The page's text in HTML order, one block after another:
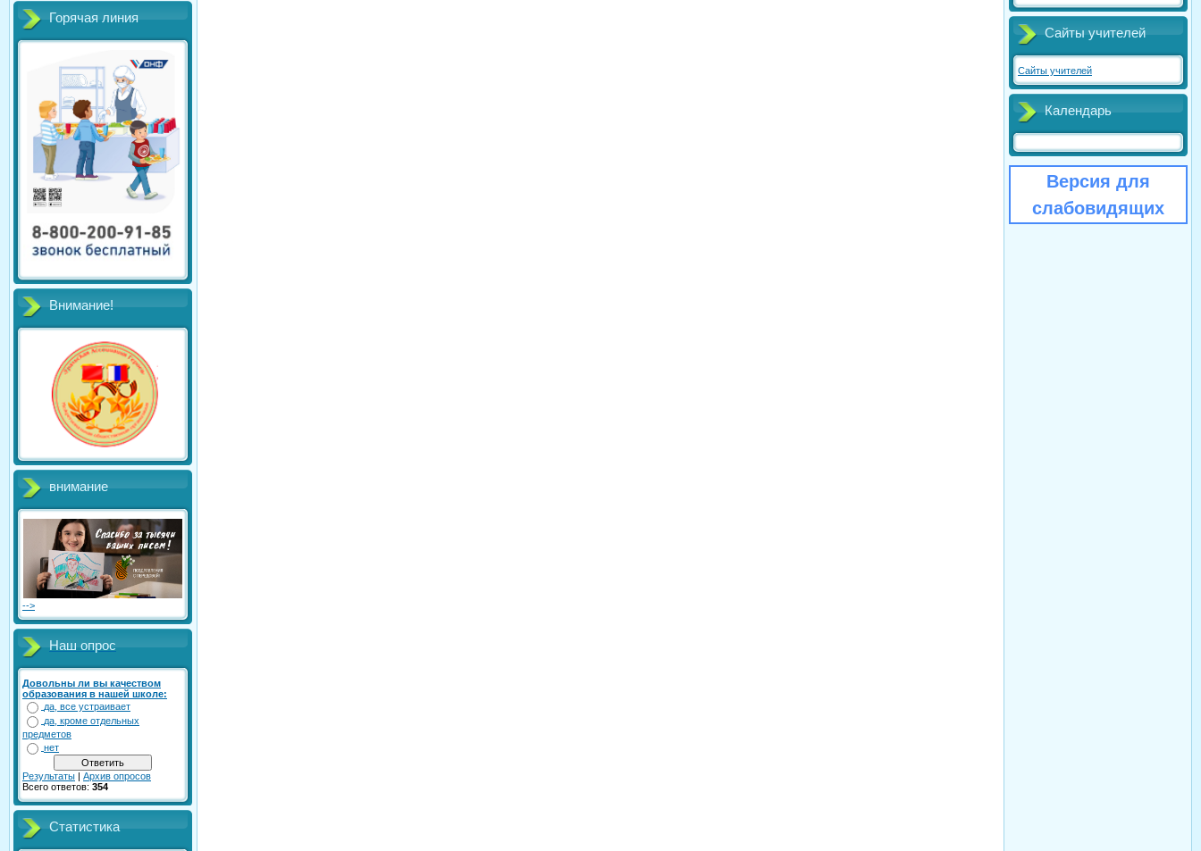
Горячая линия
Внимание!
внимание
-->
Наш опрос
Довольны ли вы качеством
образования в нашей школе:
да, все устраивает
да, кроме отдельных
предметов
нет
Результаты | Архив опросов
Всего ответов: 354
Статистика
Сайты учителей
Сайты учителей
Календарь
Версия для
слабовидящих